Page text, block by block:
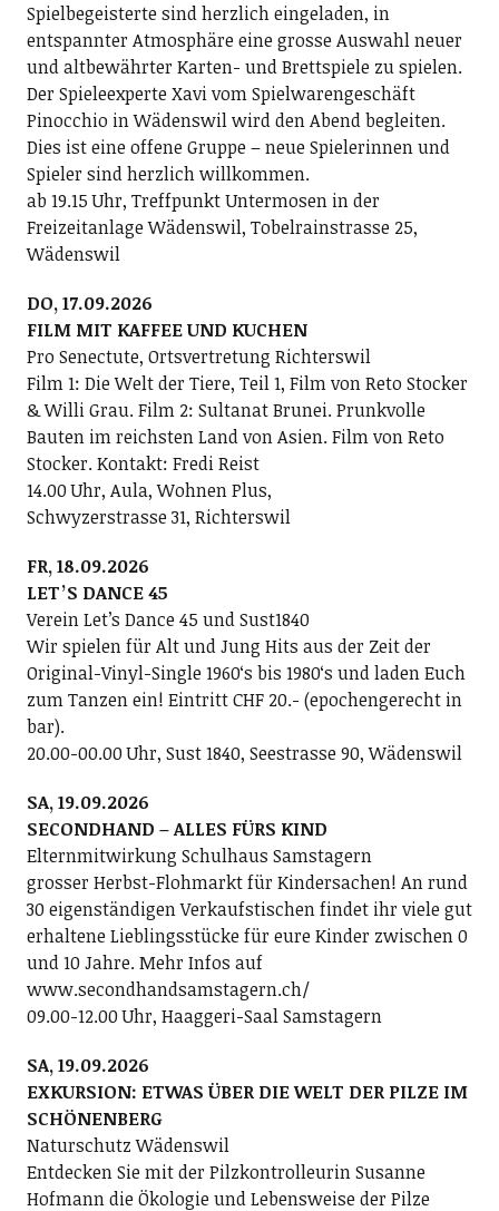
Spielbegeisterte sind herzlich eingeladen, in
entspannter Atmosphäre eine grosse Auswahl neuer
und altbewährter Karten- und Brettspiele zu spielen.
Der Spieleexperte Xavi vom Spielwarengeschäft
Pinocchio in Wädenswil wird den Abend begleiten.
Dies ist eine offene Gruppe – neue Spielerinnen und
Spieler sind herzlich willkommen.
ab 19.15 Uhr, Treffpunkt Untermosen in der
Freizeitanlage Wädenswil, Tobelrainstrasse 25,
Wädenswil
DO, 17.09.2026
FILM MIT KAFFEE UND KUCHEN
Pro Senectute, Ortsvertretung Richterswil
Film 1: Die Welt der Tiere, Teil 1, Film von Reto Stocker
& Willi Grau. Film 2: Sultanat Brunei. Prunkvolle
Bauten im reichsten Land von Asien. Film von Reto
Stocker. Kontakt: Fredi Reist
14.00 Uhr, Aula, Wohnen Plus,
Schwyzerstrasse 31, Richterswil
FR, 18.09.2026
LETʼS DANCE 45
Verein Letʼs Dance 45 und Sust1840
Wir spielen für Alt und Jung Hits aus der Zeit der
Original-Vinyl-Single 1960ʻs bis 1980ʻs und laden Euch
zum Tanzen ein! Eintritt CHF 20.- (epochengerecht in
bar).
20.00-00.00 Uhr, Sust 1840, Seestrasse 90, Wädenswil
SA, 19.09.2026
SECONDHAND – ALLES FÜRS KIND
Elternmitwirkung Schulhaus Samstagern
grosser Herbst-Flohmarkt für Kindersachen! An rund
30 eigenständigen Verkaufstischen findet ihr viele gut
erhaltene Lieblingsstücke für eure Kinder zwischen 0
und 10 Jahre. Mehr Infos auf
www.secondhandsamstagern.ch/
09.00-12.00 Uhr, Haaggeri-Saal Samstagern
SA, 19.09.2026
EXKURSION: ETWAS ÜBER DIE WELT DER PILZE IM
SCHÖNENBERG
Naturschutz Wädenswil
Entdecken Sie mit der Pilzkontrolleurin Susanne
Hofmann die Ökologie und Lebensweise der Pilze